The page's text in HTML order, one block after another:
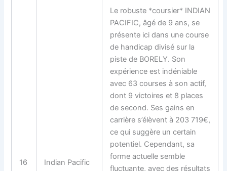
16 Indian Pacific
Le robuste *coursier* INDIAN
PACIFIC, âgé de 9 ans, se
présente ici dans une course
de handicap divisé sur la
piste de BORELY. Son
expérience est indéniable
avec 63 courses à son actif,
dont 9 victoires et 8 places
de second. Ses gains en
carrière s’élèvent à 203 719€,
ce qui suggère un certain
potentiel. Cependant, sa
forme actuelle semble
fluctuante, avec des résultats